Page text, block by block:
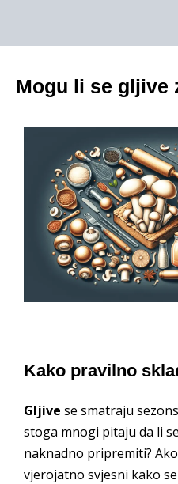
Mogu li se gljive
Kako pravilno
Gljive se smatraju
stoga mnogi pitaju da li
naknadno pripremiti?
vjerojatno svjesni kako